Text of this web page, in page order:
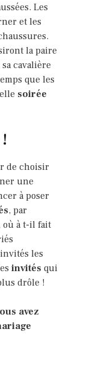
Les
et les
la paire
cavalière
que les
soirée
de choisir
une
à poser
, par
où à t-il fait
les
invités qui
drôle !
avez